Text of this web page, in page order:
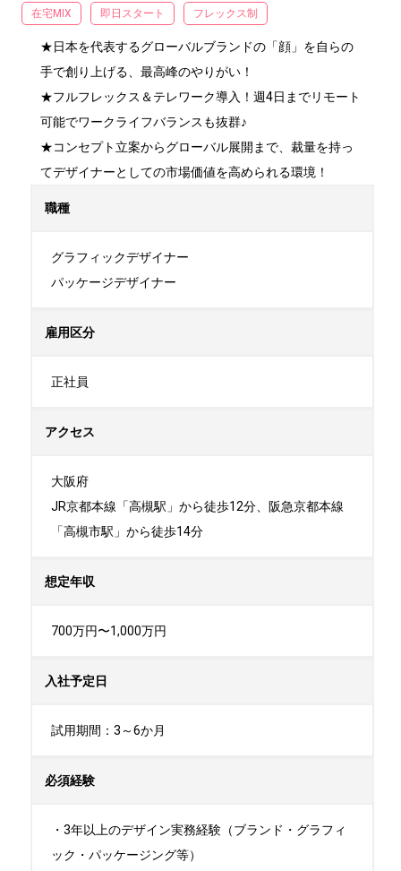
在宅MIX 即日スタート フレックス制
★日本を代表するグローバルブランドの「顔」を自らの
手で創り上げる、最高峰のやりがい！
★フルフレックス＆テレワーク導入！週4日までリモート
可能でワークライフバランスも抜群♪
★コンセプト立案からグローバル展開まで、裁量を持っ
てデザイナーとしての市場価値を高められる環境！
職種
グラフィックデザイナー
パッケージデザイナー
雇用区分
正社員
アクセス
大阪府
JR京都本線「高槻駅」から徒歩12分、阪急京都本線
「高槻市駅」から徒歩14分
想定年収
700万円〜1,000万円
入社予定日
試用期間：3～6か月
必須経験
・3年以上のデザイン実務経験（ブランド・グラフィ
ック・パッケージング等）